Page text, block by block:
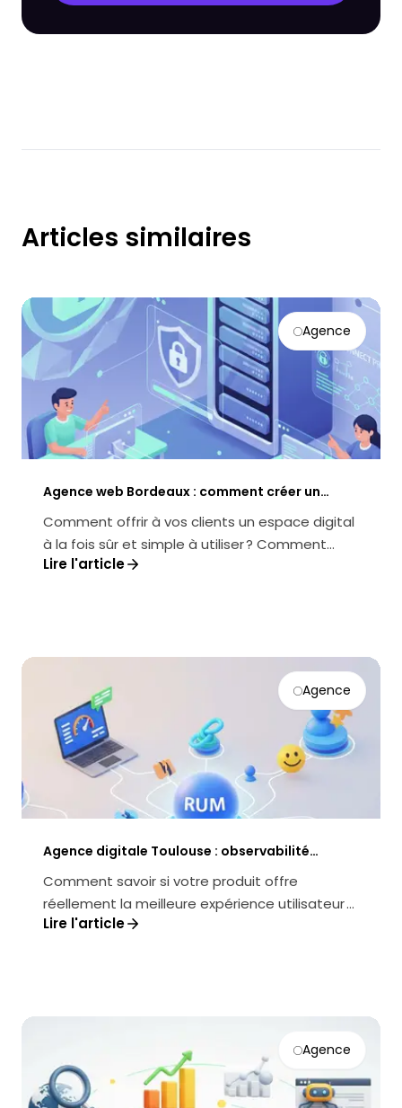
Articles similaires
Agence
Agence web Bordeaux : comment créer un
extranet client sécurisé et performant
Comment offrir à vos clients un espace digital
à la fois sûr et simple à utiliser ? Comment
transformer un extranet en v...
Lire l'article
Agence
Agence digitale Toulouse : observabilité
produit (RUM) pour piloter UX, perf et
conversion
Comment savoir si votre produit offre
réellement la meilleure expérience utilisateur ?
Comment transformer la performanc...
Lire l'article
Agence